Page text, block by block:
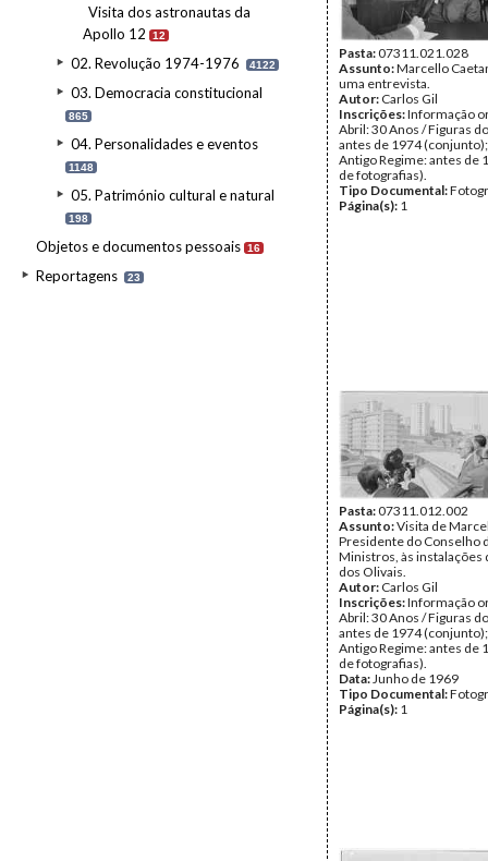
Visita dos astronautas da
Apollo 12
12
02. Revolução 1974-1976 4122
03. Democracia constitucional
865
04. Personalidades e eventos
1148
05. Património cultural e natural
198
Objetos e documentos pessoais 16
Reportagens 23
Pasta:07311.021.028
Assunto:Marcello
uma entrevista.
Autor: Carlos Gil
Inscrições:Informação
Abril: 30 Anos / Figuras
antes de 1974
Antigo Regime: antes de
de fotografias).
Tipo Documental:
Página(s): 1
Pasta:07311.012.002
Assunto:Visita de
Presidente do Conselho
Ministros, às instalações
dos Olivais.
Autor: Carlos Gil
Inscrições:Informação
Abril: 30 Anos / Figuras
antes de 1974
Antigo Regime: antes de
de fotografias).
Data:Junho de 1969
Tipo Documental:
Página(s): 1